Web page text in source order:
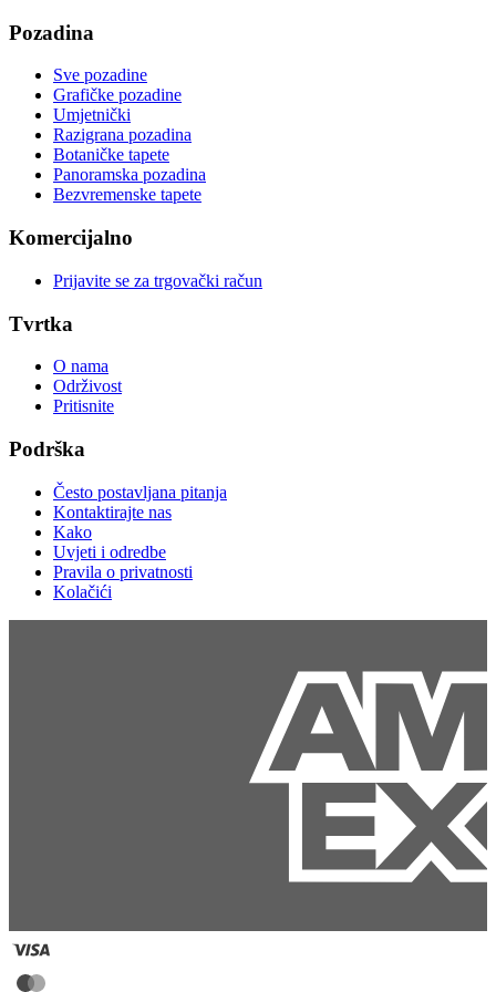
Pozadina
Sve pozadine
Grafičke pozadine
Umjetnički
Razigrana pozadina
Botaničke tapete
Panoramska pozadina
Bezvremenske tapete
Komercijalno
Prijavite se za trgovački račun
Tvrtka
O nama
Održivost
Pritisnite
Podrška
Često postavljana pitanja
Kontaktirajte nas
Kako
Uvjeti i odredbe
Pravila o privatnosti
Kolačići